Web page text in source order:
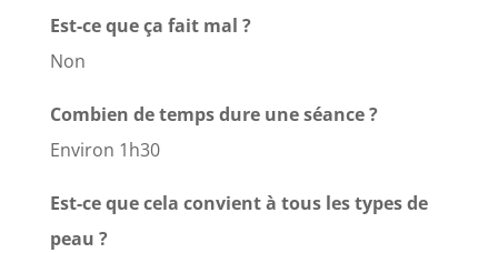
Est-ce que ça fait mal ?
Non
Combien de temps dure une séance ?
Environ 1h30
Est-ce que cela convient à tous les types de
peau ?